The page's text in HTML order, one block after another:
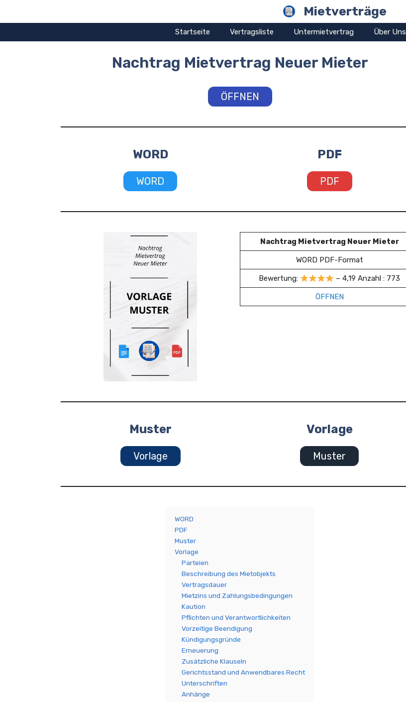
Mietverträge
Startseite Vertragsliste Untermietvertrag Über Uns
Nachtrag Mietvertrag Neuer Mieter
ÖFFNEN
WORD
WORD
PDF
PDF
Nachtrag Mietvertrag Neuer Mieter
WORD PDF-Format
Bewertung: – 4,19 Anzahl : 773
ÖFFNEN
Muster
Vorlage
Vorlage
Muster
WORD
PDF
Muster
Vorlage
Parteien
Beschreibung des Mietobjekts
Vertragsdauer
Mietzins und Zahlungsbedingungen
Kaution
Pflichten und Verantwortlichkeiten
Vorzeitige Beendigung
Kündigungsgründe
Erneuerung
Zusätzliche Klauseln
Gerichtsstand und Anwendbares Recht
Unterschriften
Anhänge